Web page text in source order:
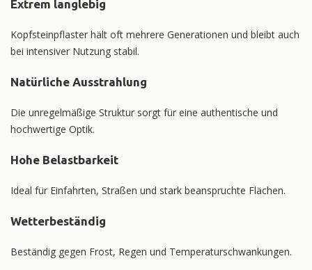
Extrem langlebig
Kopfsteinpflaster hält oft mehrere Generationen und bleibt auch
bei intensiver Nutzung stabil.
Natürliche Ausstrahlung
Die unregelmäßige Struktur sorgt für eine authentische und
hochwertige Optik.
Hohe Belastbarkeit
Ideal für Einfahrten, Straßen und stark beanspruchte Flächen.
Wetterbeständig
Beständig gegen Frost, Regen und Temperaturschwankungen.